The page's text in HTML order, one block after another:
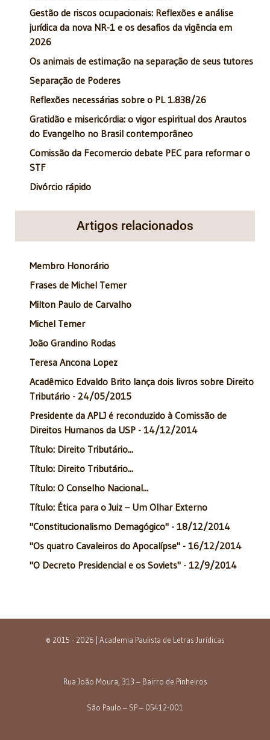
Gestão de riscos ocupacionais: Reflexões e análise
jurídica da nova NR-1 e os desafios da vigência em
2026
Os animais de estimação na separação de seus tutores
Separação de Poderes
Reflexões necessárias sobre o PL 1.838/26
Gratidão e misericórdia: o vigor espiritual dos Arautos
do Evangelho no Brasil contemporâneo
Comissão da Fecomercio debate PEC para reformar o
STF
Divórcio rápido
Artigos relacionados
Membro Honorário
Frases de Michel Temer
Milton Paulo de Carvalho
Michel Temer
João Grandino Rodas
Teresa Ancona Lopez
Acadêmico Edvaldo Brito lança dois livros sobre Direito
Tributário - 24/05/2015
Presidente da APLJ é reconduzido à Comissão de
Direitos Humanos da USP - 14/12/2014
Título: Direito Tributário...
Título: Direito Tributário...
Título: O Conselho Nacional...
Título: Ética para o Juiz – Um Olhar Externo
"Constitucionalismo Demagógico" - 18/12/2014
"Os quatro Cavaleiros do Apocalípse" - 16/12/2014
"O Decreto Presidencial e os Soviets" - 12/9/2014
© 2015 - 2026 | Academia Paulista de Letras Jurídicas
Rua João Moura, 313 – Bairro de Pinheiros
São Paulo – SP – 05412-001